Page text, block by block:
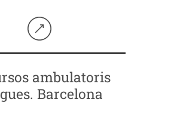
ambulatoris
Barcelona